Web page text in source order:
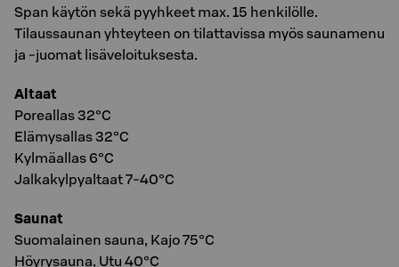
Span käytön sekä pyyhkeet max. 15 henkilölle.
Tilaussaunan yhteyteen on tilattavissa myös saunamenu
ja -juomat lisäveloituksesta.
Altaat
Poreallas 32°C
Elämysallas 32°C
Kylmäallas 6°C
Jalkakylpyaltaat 7-40°C
Saunat
Suomalainen sauna, Kajo 75°C
Höyrysauna, Utu 40°C